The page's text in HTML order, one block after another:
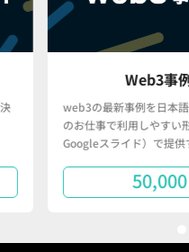
Web3事
web3の最新事例を日本
のお仕事で利用しやすい
Googleスライド）で提供
50,000